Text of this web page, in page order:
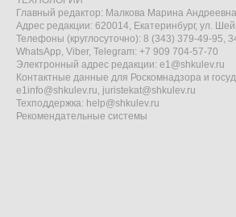
Главный редактор: Малкова Марина Андреевна
Адрес редакции: 620014, Екатеринбург, ул.
Телефоны (круглосуточно): 8 (343) 379-49-95,
WhatsApp, Viber, Telegram: +7 909 704-57-70
Электронный адрес редакции: e1@shkulev.ru
Контактные данные для Роскомнадзора и
e1info@shkulev.ru, juristekat@shkulev.ru
Техподдержка: help@shkulev.ru
Рекомендательные системы